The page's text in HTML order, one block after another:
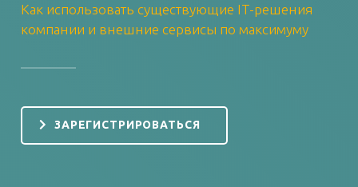
Как использовать существующие IT-решения
компании и внешние сервисы по максимуму
ЗАРЕГИСТРИРОВАТЬСЯ